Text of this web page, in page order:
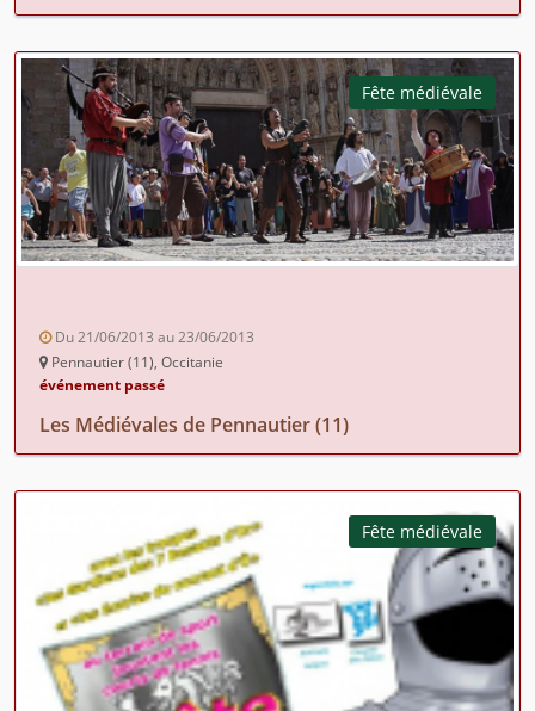
Fête médiévale
Du 21/06/2013 au 23/06/2013
Pennautier (11), Occitanie
événement passé
Les Médiévales de Pennautier (11)
Fête médiévale